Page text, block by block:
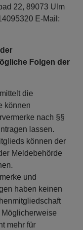
22, 89073 Ulm
E-Mail:
Folgen der
die
können
nach §§
lassen.
können der
Meldebehörde
und
haben keinen
mehr für